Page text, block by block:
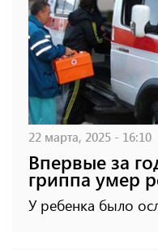
22 марта, 2025 - 16:10
Впервые за
гриппа умер
У ребенка было